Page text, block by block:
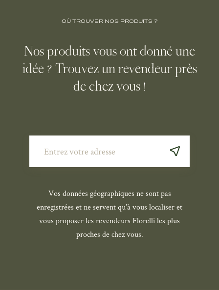
OÙ TROUVER NOS PRODUITS ?
Nos produits vous ont donné une
idée ? Trouvez un revendeur près
de chez vous !
Vos données géographiques ne sont pas
enregistrées et ne servent qu’à vous localiser et
vous proposer les revendeurs Florelli les plus
proches de chez vous.